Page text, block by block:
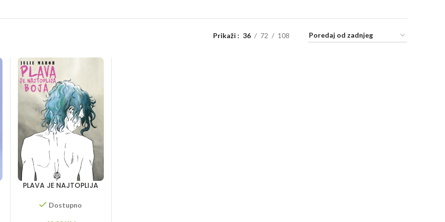
Prikaži 36 72 108
PLAVA JE NAJTOPLIJA
Dostupno